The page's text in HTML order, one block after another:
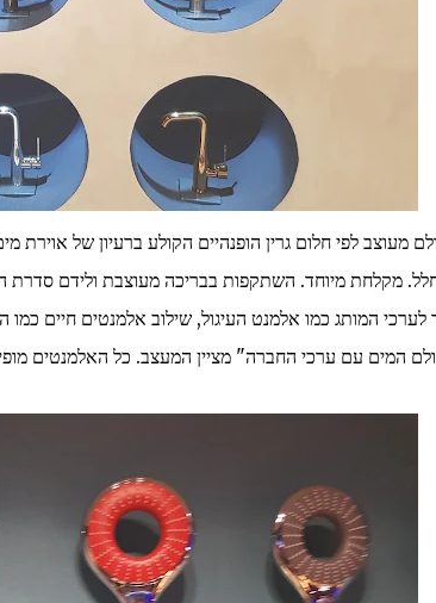
מעוצב לפי חלום גרין הופנהיים הקולע ברעיון של אוירת
מקלחת מיוחד. השתקפות בבריכה מעוצבת ולידם סדרת
לערכי המותג כמו אלמנט העיגול, שילוב אלמנטים חיים
המים עם ערכי החברה" מציין המעצב. כל האלמנטים